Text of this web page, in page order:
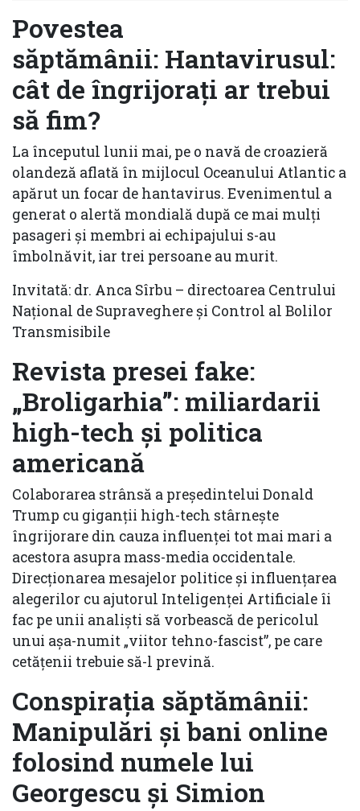
Povestea
săptămânii: Hantavirusul:
cât de îngrijorați ar trebui
să fim?
La începutul lunii mai, pe o navă de croazieră
olandeză aflată în mijlocul Oceanului Atlantic a
apărut un focar de hantavirus. Evenimentul a
generat o alertă mondială după ce mai mulți
pasageri și membri ai echipajului s-au
îmbolnăvit, iar trei persoane au murit.
Invitată: dr. Anca Sîrbu – directoarea Centrului
Național de Supraveghere și Control al Bolilor
Transmisibile
Revista presei fake:
„Broligarhia”: miliardarii
high-tech și politica
americană
Colaborarea strânsă a preşedintelui Donald
Trump cu giganţii high-tech stârneşte
îngrijorare din cauza influenţei tot mai mari a
acestora asupra mass-media occidentale.
Direcţionarea mesajelor politice şi influenţarea
alegerilor cu ajutorul Inteligenţei Artificiale îi
fac pe unii analişti să vorbească de pericolul
unui așa-numit „viitor tehno-fascist”, pe care
cetăţenii trebuie să-l prevină.
Conspirația săptămânii:
Manipulări și bani online
folosind numele lui
Georgescu și Simion